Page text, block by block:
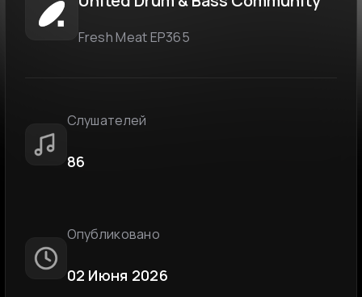
Fresh Meat EP365
Слушателей
86
Опубликовано
02 Июня 2026